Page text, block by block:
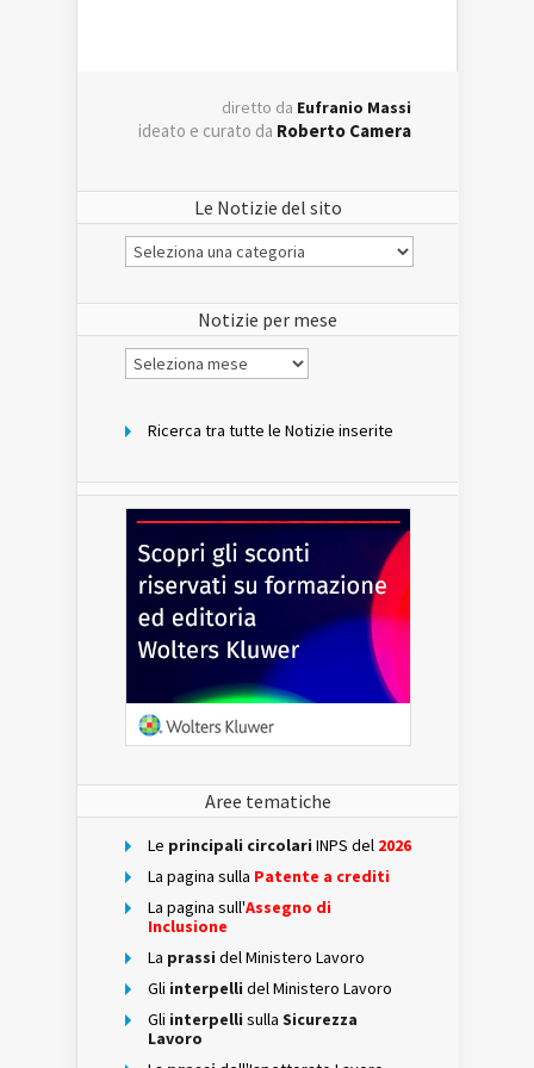
diretto da Eufranio Massi
ideato e curato da Roberto Camera
Le Notizie del sito
Le
Notizie
Notizie per mese
Notizie
per
Ricerca tra tutte le Notizie inserite
Aree tematiche
Le principali circolari INPS del 2026
La pagina sulla Patente a crediti
La pagina sull'Assegno di
Inclusione
La prassi del Ministero Lavoro
Gli interpelli del Ministero Lavoro
Gli interpelli sulla Sicurezza
Lavoro